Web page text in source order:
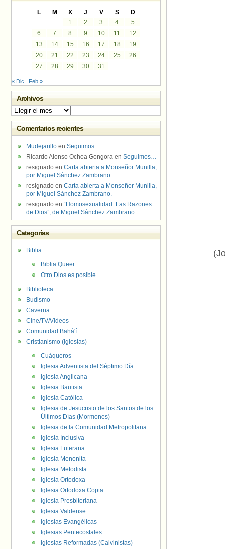
L M X J V S
D
1
2 3 4
5
6
7 8 9 10 11
12
13
14 15 16 17 18
19
20
21 22 23 24 25
26
27
28 29 30 31
« Dic Feb »
Archivos
Archivos
Comentarios recientes
Mudejarillo en Seguimos…
Ricardo Alonso Ochoa Gongora en Seguimos…
resignado en Carta abierta a Monseñor Munilla,
por Miguel Sánchez Zambrano.
resignado en Carta abierta a Monseñor Munilla,
por Miguel Sánchez Zambrano.
resignado en “Homosexualidad. Las Razones
de Dios”, de Miguel Sánchez Zambrano
Categorías
Biblia
Biblia Queer
Otro Dios es posible
Biblioteca
Budismo
Caverna
Cine/TV/Videos
Comunidad Bahá'í
Cristianismo (Iglesias)
Cuáqueros
Iglesia Adventista del Séptimo Día
Iglesia Anglicana
Iglesia Bautista
Iglesia Católica
Iglesia de Jesucristo de los Santos de los
Últimos Días (Mormones)
Iglesia de la Comunidad Metropolitana
Iglesia Inclusiva
Iglesia Luterana
Iglesia Menonita
Iglesia Metodista
Iglesia Ortodoxa
Iglesia Ortodoxa Copta
Iglesia Presbiteriana
Iglesia Valdense
Iglesias Evangélicas
Iglesias Pentecostales
Iglesias Reformadas (Calvinistas)